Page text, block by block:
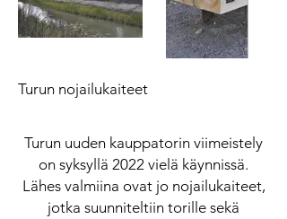
Turun nojailukaiteet
Turun uuden kauppatorin viimeistely
on syksyllä 2022 vielä käynnissä.
Lähes valmiina ovat jo nojailukaiteet,
jotka suunniteltiin torille sekä